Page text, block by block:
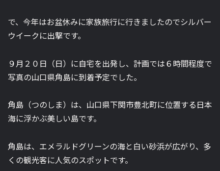
で、今年はお盆休みに家族旅行に行きましたのでシルバー
ウイークに出撃です。
９月２０日（日）に自宅を出発し、計画では６時間程度で
写真の山口県角島に到着予定でした。
角島（つのしま）は、山口県下関市豊北町に位置する日本
海に浮かぶ美しい島です。
角島は、エメラルドグリーンの海と白い砂浜が広がり、多
くの観光客に人気のスポットです。